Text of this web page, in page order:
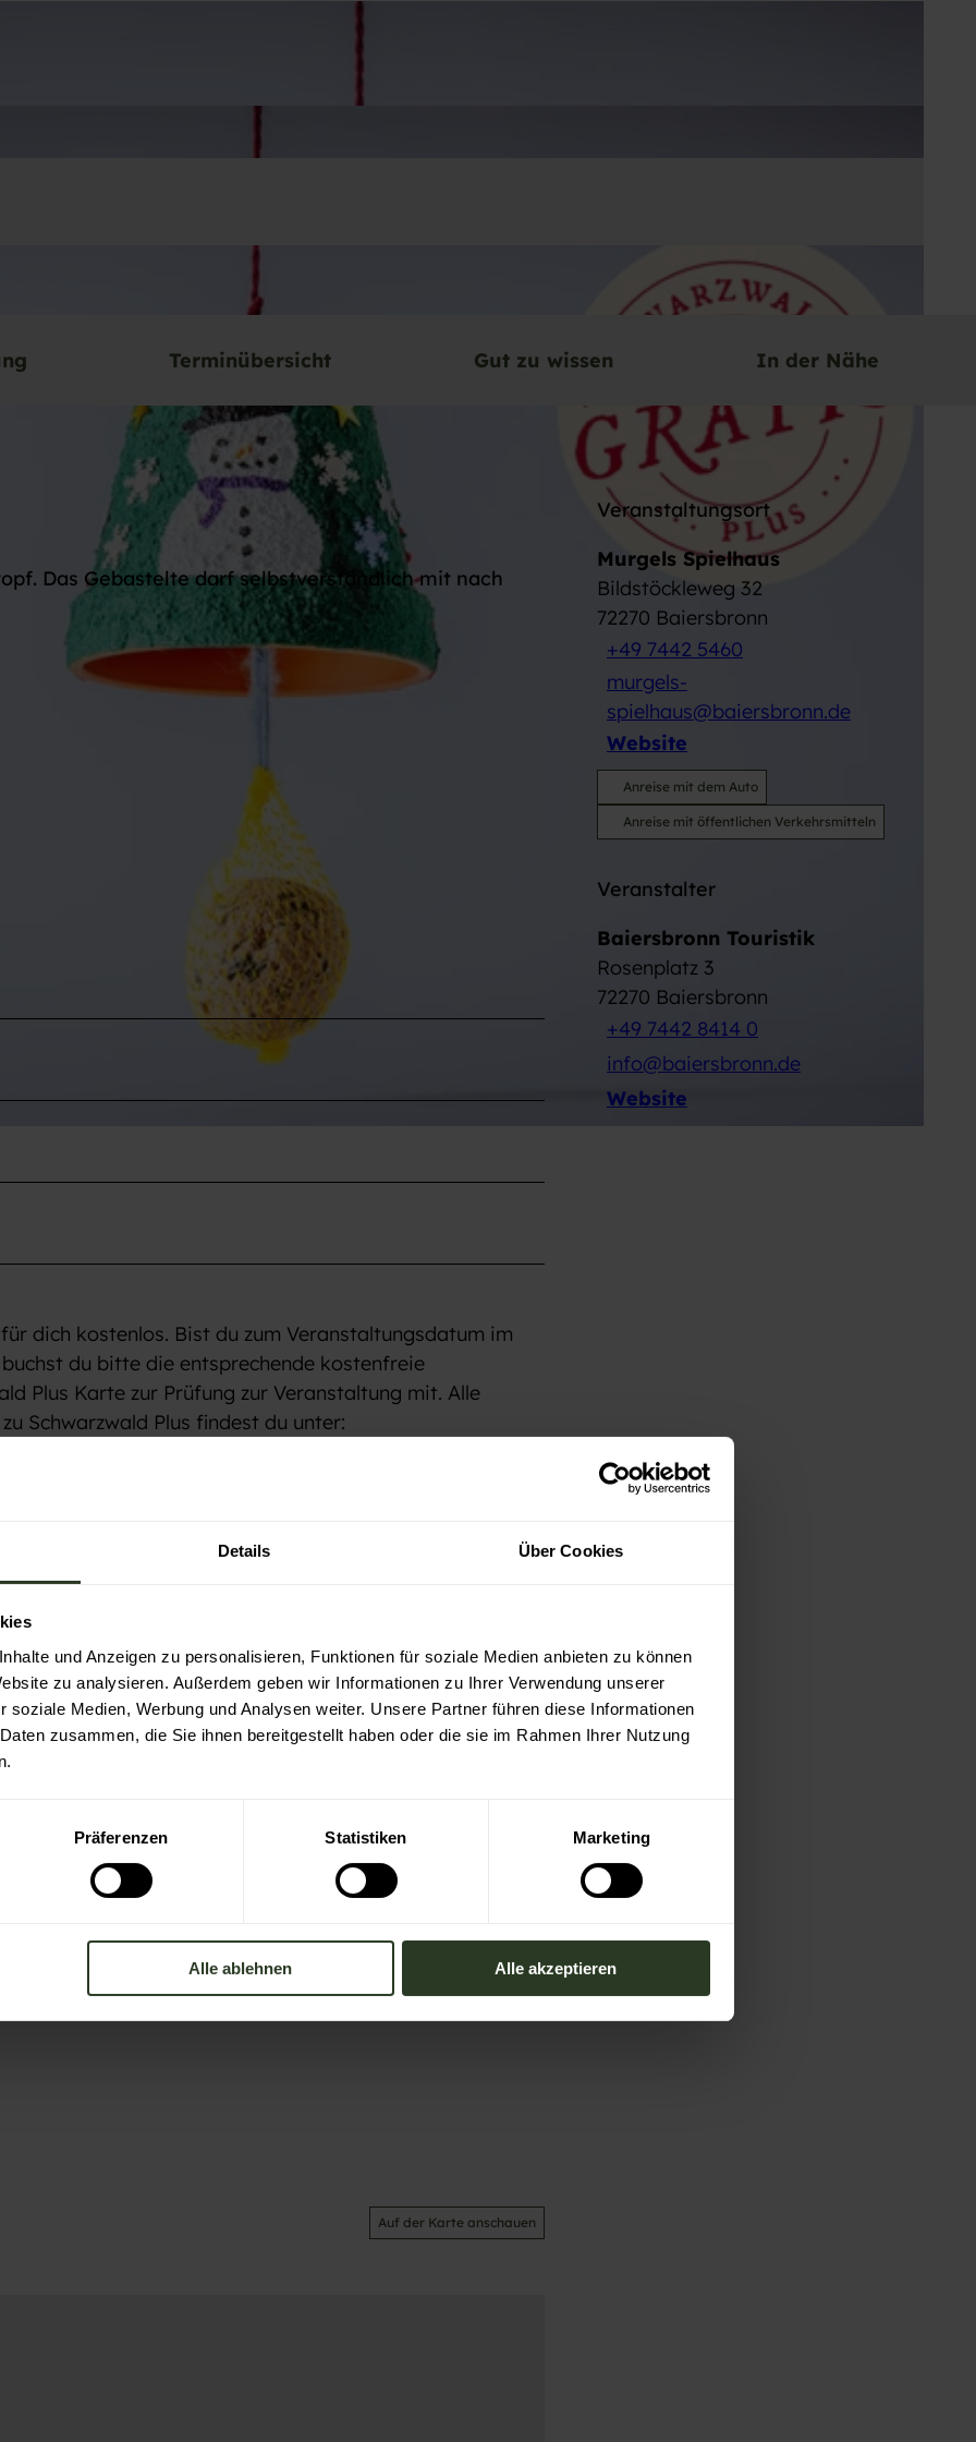
Details Über Cookies
und Anzeigen zu personalisieren, Funktionen für soziale Medien anbieten zu können
zu analysieren. Außerdem geben wir Informationen zu Ihrer Verwendung unserer
soziale Medien, Werbung und Analysen weiter. Unsere Partner führen diese Informationen
zusammen, die Sie ihnen bereitgestellt haben oder die sie im Rahmen Ihrer Nutzung
Präferenzen Statistiken Marketing
Alle ablehnen Alle akzeptieren
Terminübersicht Gut zu wissen In der Nähe
Das Gebastelte darf selbstverständlich mit nach
dich kostenlos. Bist du zum Veranstaltungsdatum im
du bitte die entsprechende kostenfreie
Plus Karte zur Prüfung zur Veranstaltung mit. Alle
Schwarzwald Plus findest du unter:
Auf der Karte anschauen
Veranstaltungsort
Murgels Spielhaus
Bildstöckleweg 32
72270 Baiersbronn
+49 7442 5460
murgels-
spielhaus@baiersbronn.de
Website
Anreise mit dem Auto
Anreise mit öffentlichen Verkehrsmitteln
Veranstalter
Baiersbronn Touristik
Rosenplatz 3
72270 Baiersbronn
+49 7442 8414 0
info@baiersbronn.de
Website